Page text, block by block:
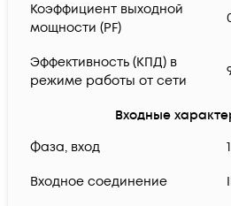
Коэффициент выходной
мощности (PF)
Эффективность (КПД) в
режиме работы от сети
Входные
Фаза, вход
1
Входное соединение